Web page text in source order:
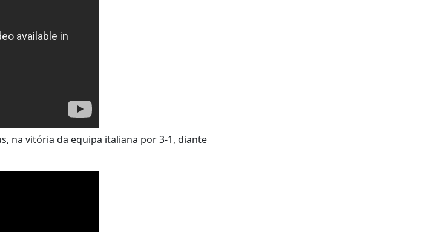
na vitória da equipa italiana por 3-1, diante